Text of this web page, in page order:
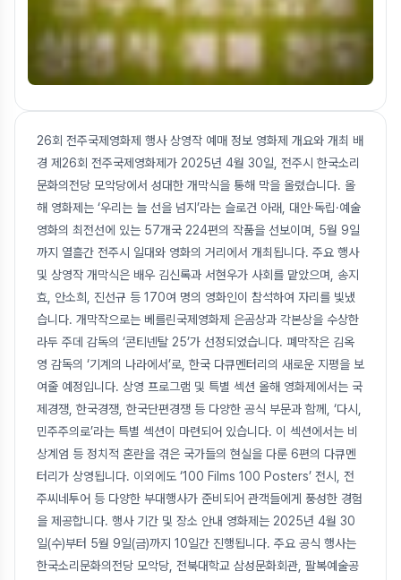
26회 전주국제영화제 행사 상영작 예매 정보 영화제 개요와 개최 배
경 제26회 전주국제영화제가 2025년 4월 30일, 전주시 한국소리
문화의전당 모악당에서 성대한 개막식을 통해 막을 올렸습니다. 올
해 영화제는 ‘우리는 늘 선을 넘지’라는 슬로건 아래, 대안·독립·예술
영화의 최전선에 있는 57개국 224편의 작품을 선보이며, 5월 9일
까지 열흘간 전주시 일대와 영화의 거리에서 개최됩니다. 주요 행사
및 상영작 개막식은 배우 김신록과 서현우가 사회를 맡았으며, 송지
효, 안소희, 진선규 등 170여 명의 영화인이 참석하여 자리를 빛냈
습니다. 개막작으로는 베를린국제영화제 은곰상과 각본상을 수상한
라두 주데 감독의 ‘콘티넨탈 25’가 선정되었습니다. 폐막작은 김옥
영 감독의 ‘기계의 나라에서’로, 한국 다큐멘터리의 새로운 지평을 보
여줄 예정입니다. 상영 프로그램 및 특별 섹션 올해 영화제에서는 국
제경쟁, 한국경쟁, 한국단편경쟁 등 다양한 공식 부문과 함께, ‘다시,
민주주의로’라는 특별 섹션이 마련되어 있습니다. 이 섹션에서는 비
상계엄 등 정치적 혼란을 겪은 국가들의 현실을 다룬 6편의 다큐멘
터리가 상영됩니다. 이외에도 ‘100 Films 100 Posters’ 전시, 전
주씨네투어 등 다양한 부대행사가 준비되어 관객들에게 풍성한 경험
을 제공합니다. 행사 기간 및 장소 안내 영화제는 2025년 4월 30
일(수)부터 5월 9일(금)까지 10일간 진행됩니다. 주요 공식 행사는
한국소리문화의전당 모악당, 전북대학교 삼성문화회관, 팔복예술공